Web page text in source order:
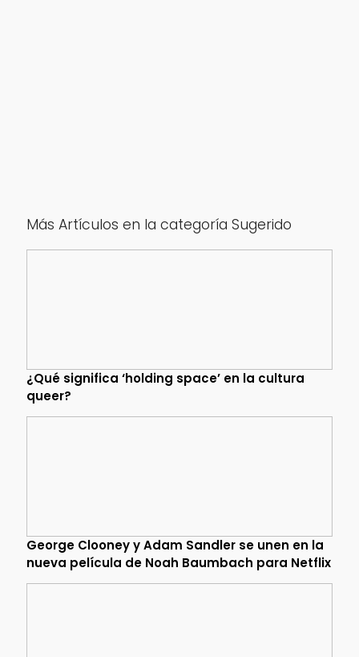
Más Artículos en la categoría Sugerido
¿Qué significa ‘holding space’ en la cultura
queer?
George Clooney y Adam Sandler se unen en la
nueva película de Noah Baumbach para Netflix